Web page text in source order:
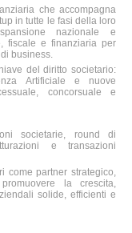
che accompagna
in tutte le fasi della loro
nazionale e
fiscale e finanziaria per
business.
del diritto societario:
Artificiale e nuove
concorsuale e
societarie, round di
e transazioni
come partner strategico,
la crescita,
solide, efficienti e